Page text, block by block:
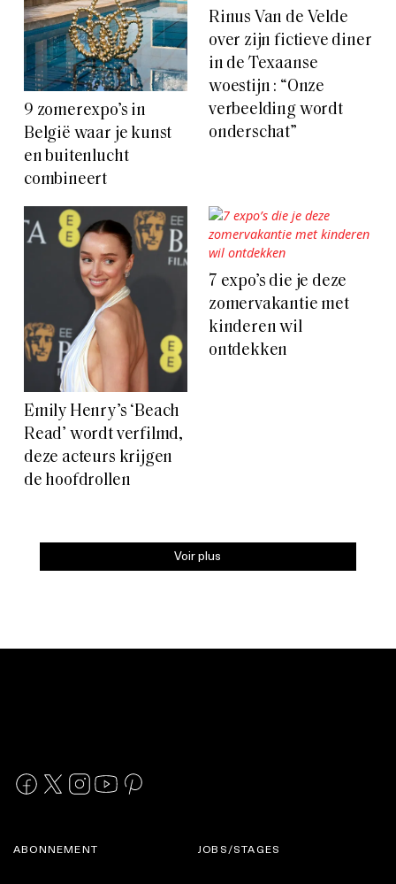
9 zomerexpo’s in
België waar je kunst
en buitenlucht
combineert
Rinus Van de Velde
over zijn fictieve diner
in de Texaanse
woestijn : “Onze
verbeelding wordt
onderschat”
Emily Henry’s ‘Beach
Read’ wordt verfilmd,
deze acteurs krijgen
de hoofdrollen
7 expo’s die je deze
zomervakantie met
kinderen wil
ontdekken
Voir plus
ABONNEMENT JOBS/STAGES